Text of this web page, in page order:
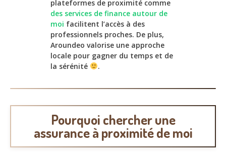
plateformes de proximité comme
des services de finance autour de
moi facilitent l’accès à des
professionnels proches. De plus,
Aroundeo valorise une approche
locale pour gagner du temps et de
la sérénité
.
Pourquoi chercher une
assurance à proximité de moi